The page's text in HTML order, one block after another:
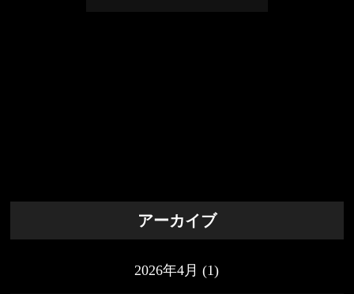
アーカイブ
2026年4月 (1)